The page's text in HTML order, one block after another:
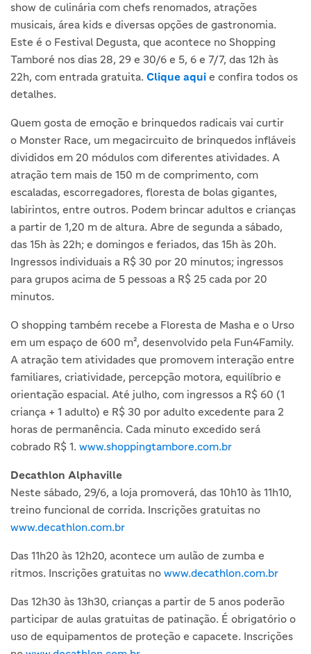
show de culinária com chefs renomados, atrações
musicais, área kids e diversas opções de gastronomia.
Este é o Festival Degusta, que acontece no Shopping
Tamboré nos dias 28, 29 e 30/6 e 5, 6 e 7/7, das 12h às
22h, com entrada gratuita. Clique aqui e confira todos os
detalhes.
Quem gosta de emoção e brinquedos radicais vai curtir
o Monster Race, um megacircuito de brinquedos infláveis
divididos em 20 módulos com diferentes atividades. A
atração tem mais de 150 m de comprimento, com
escaladas, escorregadores, floresta de bolas gigantes,
labirintos, entre outros. Podem brincar adultos e crianças
a partir de 1,20 m de altura. Abre de segunda a sábado,
das 15h às 22h; e domingos e feriados, das 15h às 20h.
Ingressos individuais a R$ 30 por 20 minutos; ingressos
para grupos acima de 5 pessoas a R$ 25 cada por 20
minutos.
O shopping também recebe a Floresta de Masha e o Urso
em um espaço de 600 m², desenvolvido pela Fun4Family.
A atração tem atividades que promovem interação entre
familiares, criatividade, percepção motora, equilíbrio e
orientação espacial. Até julho, com ingressos a R$ 60 (1
criança + 1 adulto) e R$ 30 por adulto excedente para 2
horas de permanência. Cada minuto excedido será
cobrado R$ 1. www.shoppingtambore.com.br
Decathlon Alphaville
Neste sábado, 29/6, a loja promoverá, das 10h10 às 11h10,
treino funcional de corrida. Inscrições gratuitas no
www.decathlon.com.br
Das 11h20 às 12h20, acontece um aulão de zumba e
ritmos. Inscrições gratuitas no www.decathlon.com.br
Das 12h30 às 13h30, crianças a partir de 5 anos poderão
participar de aulas gratuitas de patinação. É obrigatório o
uso de equipamentos de proteção e capacete. Inscrições